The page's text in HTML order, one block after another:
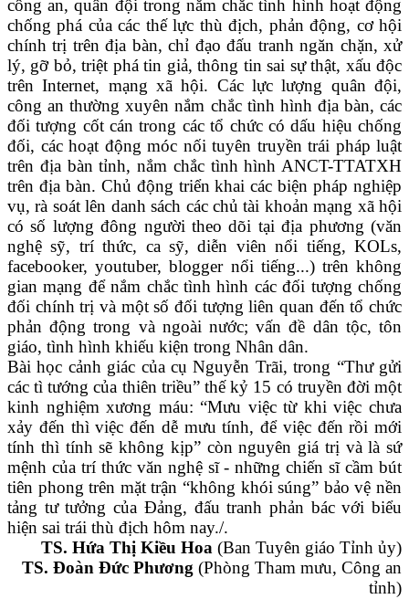
công an, quân đội trong nắm chắc tình hình hoạt động
chống phá của các thế lực thù địch, phản động, cơ hội
chính trị trên địa bàn, chỉ đạo đấu tranh ngăn chặn, xử
lý, gỡ bỏ, triệt phá tin giả, thông tin sai sự thật, xấu độc
trên Internet, mạng xã hội. Các lực lượng quân đội,
công an thường xuyên nắm chắc tình hình địa bàn, các
đối tượng cốt cán trong các tổ chức có dấu hiệu chống
đối, các hoạt động móc nối tuyên truyền trái pháp luật
trên địa bàn tỉnh, nắm chắc tình hình ANCT-TTATXH
trên địa bàn. Chủ động triển khai các biện pháp nghiệp
vụ, rà soát lên danh sách các chủ tài khoản mạng xã hội
có số lượng đông người theo dõi tại địa phương (văn
nghệ sỹ, trí thức, ca sỹ, diễn viên nổi tiếng, KOLs,
facebooker, youtuber, blogger nổi tiếng...) trên không
gian mạng để nắm chắc tình hình các đối tượng chống
đối chính trị và một số đối tượng liên quan đến tổ chức
phản động trong và ngoài nước; vấn đề dân tộc, tôn
giáo, tình hình khiếu kiện trong Nhân dân.
Bài học cảnh giác của cụ Nguyễn Trãi, trong “Thư gửi
các tì tướng của thiên triều” thế kỷ 15 có truyền đời một
kinh nghiệm xương máu: “Mưu việc từ khi việc chưa
xảy đến thì việc đến dễ mưu tính, để việc đến rồi mới
tính thì tính sẽ không kịp” còn nguyên giá trị và là sứ
mệnh của trí thức văn nghệ sĩ - những chiến sĩ cầm bút
tiên phong trên mặt trận “không khói súng” bảo vệ nền
tảng tư tưởng của Đảng, đấu tranh phản bác với biểu
hiện sai trái thù địch hôm nay./.
TS. Hứa Thị Kiều Hoa (Ban Tuyên giáo Tỉnh ủy)
TS. Đoàn Đức Phương (Phòng Tham mưu, Công an
tỉnh)